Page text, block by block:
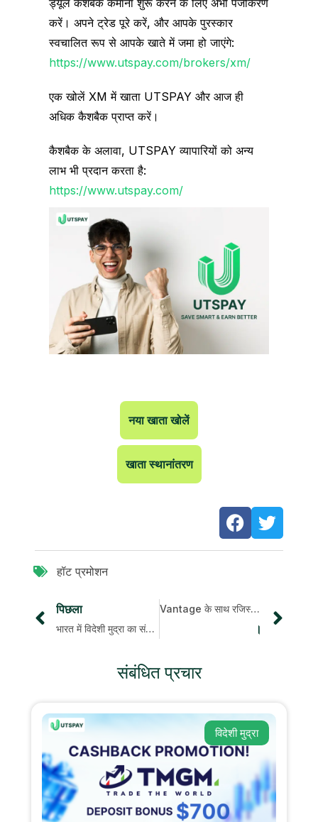
करें। अपने ट्रेड पूरे करें, और आपके पुरस्कार
स्वचालित रूप से आपके खाते में जमा हो जाएंगे:
https://www.utspay.com/brokers/xm/
एक खोलें XM में खाता UTSPAY और आज ही
अधिक कैशबैक प्राप्त करें।
कैशबैक के अलावा, UTSPAY व्यापारियों को अन्य
लाभ भी प्रदान करता है:
https://www.utspay.com/
नया खाता खोलें
खाता स्थानांतरण
हॉट प्रमोशन
पिछला
भारत में विदेशी मुद्रा का संपूर्ण मार्गदर्शन और विदेशी मुद्रा व्यापार शुरू करने का तरीका
Vantage के साथ रजिस्टर करें और ट्रेड करें और Vantage कैशबैक बोनस अर्जित करें
।
संबंधित प्रचार
विदेशी मुद्रा